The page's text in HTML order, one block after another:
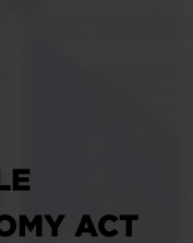
ACT